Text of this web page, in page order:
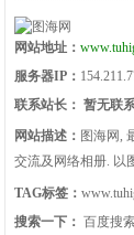
网站地址：
服务器IP：
联系站长： 暂无联
网站描述： 图海网,
交流及网络相册. 以
TAG标签：
搜索一下： 百度搜